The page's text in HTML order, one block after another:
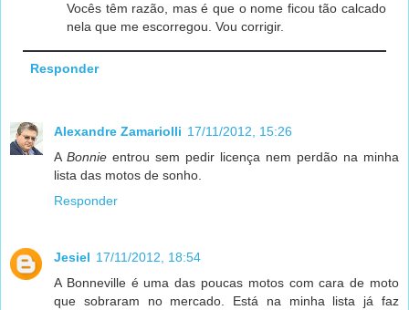
Vocês têm razão, mas é que o nome ficou tão calcado
nela que me escorregou. Vou corrigir.
Responder
Alexandre Zamariolli 17/11/2012, 15:26
A Bonnie entrou sem pedir licença nem perdão na minha
lista das motos de sonho.
Responder
Jesiel 17/11/2012, 18:54
A Bonneville é uma das poucas motos com cara de moto
que sobraram no mercado. Está na minha lista já faz